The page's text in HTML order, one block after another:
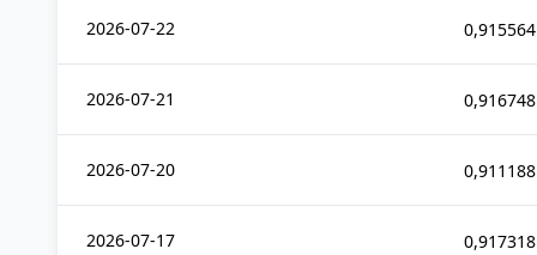
2026-07-22 0,915564
2026-07-21 0,916748
2026-07-20 0,911188
2026-07-17 0,917318